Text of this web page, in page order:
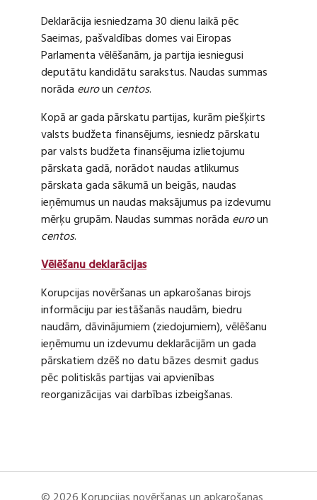
Deklarācija iesniedzama 30 dienu laikā pēc
Saeimas, pašvaldības domes vai Eiropas
Parlamenta vēlēšanām, ja partija iesniegusi
deputātu kandidātu sarakstus. Naudas summas
norāda euroun centos.
Kopā ar gada pārskatu partijas, kurām piešķirts
valsts budžeta finansējums, iesniedz pārskatu
par valsts budžeta finansējuma izlietojumu
pārskata gadā, norādot naudas atlikumus
pārskata gada sākumā un beigās, naudas
ieņēmumus un naudas maksājumus pa izdevumu
mērķu grupām. Naudas summas norāda euroun
centos.
Vēlēšanu deklarācijas
Korupcijas novēršanas un apkarošanas birojs
informāciju par iestāšanās naudām, biedru
naudām, dāvinājumiem (ziedojumiem), vēlēšanu
ieņēmumu un izdevumu deklarācijām un gada
pārskatiem dzēš no datu bāzes desmit gadus
pēc politiskās partijas vai apvienības
reorganizācijas vai darbības izbeigšanas.